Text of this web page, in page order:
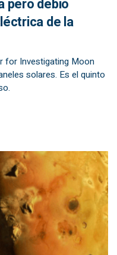
pero debió
de la
for Investigating Moon
solares. Es el quinto